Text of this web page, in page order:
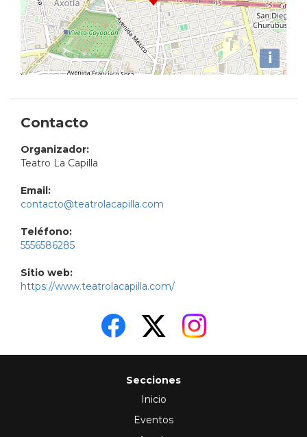
i
Contacto
Organizador:
Teatro La Capilla
Email:
contacto@teatrolacapilla.com
Teléfono:
5556586285
Sitio web:
https://www.teatrolacapilla.com/
Secciones
Inicio
Eventos